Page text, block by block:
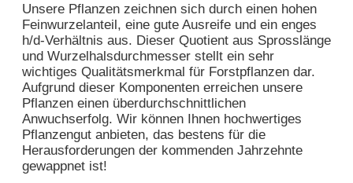
Unsere Pflanzen zeichnen sich durch einen hohen
Feinwurzelanteil, eine gute Ausreife und ein enges
h/d-Verhältnis aus. Dieser Quotient aus Sprosslänge
und Wurzelhalsdurchmesser stellt ein sehr
wichtiges Qualitätsmerkmal für Forstpflanzen dar.
Aufgrund dieser Komponenten erreichen unsere
Pflanzen einen überdurchschnittlichen
Anwuchserfolg. Wir können Ihnen hochwertiges
Pflanzengut anbieten, das bestens für die
Herausforderungen der kommenden Jahrzehnte
gewappnet ist!